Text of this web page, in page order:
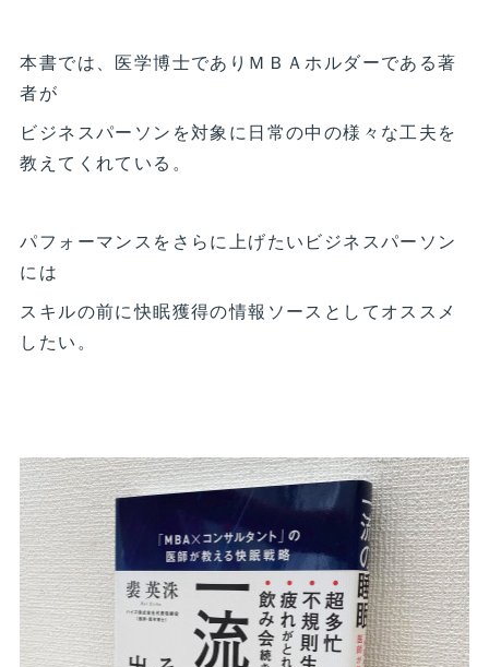
本書では、医学博士でありＭＢＡホルダーである著
者が
ビジネスパーソンを対象に日常の中の様々な工夫を
教えてくれている。
パフォーマンスをさらに上げたいビジネスパーソン
には
スキルの前に快眠獲得の情報ソースとしてオススメ
したい。